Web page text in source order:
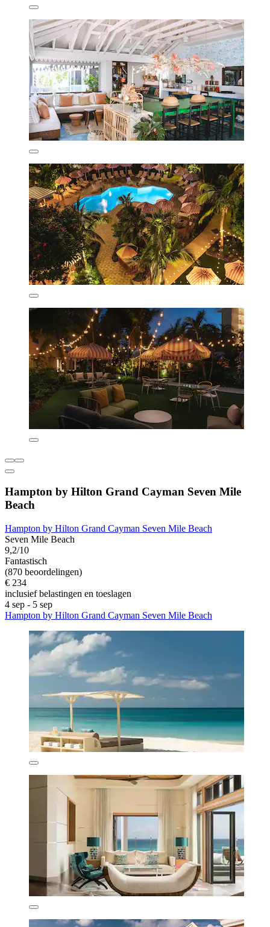
Hampton by Hilton Grand Cayman Seven Mile
Beach
Hampton by Hilton Grand Cayman Seven Mile Beach
Seven Mile Beach
9,2/10
Fantastisch
(870 beoordelingen)
€ 234
inclusief belastingen en toeslagen
4 sep - 5 sep
Hampton by Hilton Grand Cayman Seven Mile Beach